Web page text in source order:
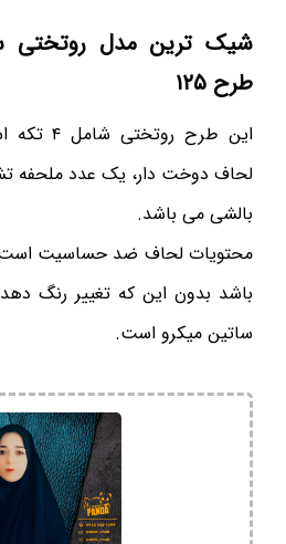
شیک ترین مدل روتختی
طرح ۱۲۵
این طرح
لحاف دوخت دار، یک عدد ملحفه
بالشی می باشد.
محتویات لحاف ضد حساسیت
باشد بدون این که تغییر رنگ
ساتین میکرو است.